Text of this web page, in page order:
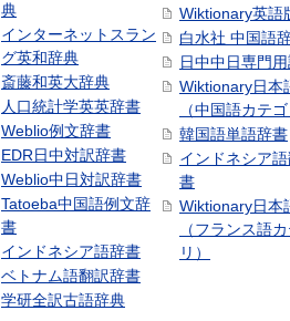
典
インターネットスラン
グ英和辞典
斎藤和英大辞典
人口統計学英英辞書
Weblio例文辞書
EDR日中対訳辞書
Weblio中日対訳辞書
Tatoeba中国語例文辞
書
インドネシア語辞書
ベトナム語翻訳辞書
学研全訳古語辞典
Wiktionary英語
白水社 中国語
日中中日専門
Wiktionary日本
（中国語カテ
韓国語単語辞書
インドネシア
書
Wiktionary日本
（フランス語
リ）